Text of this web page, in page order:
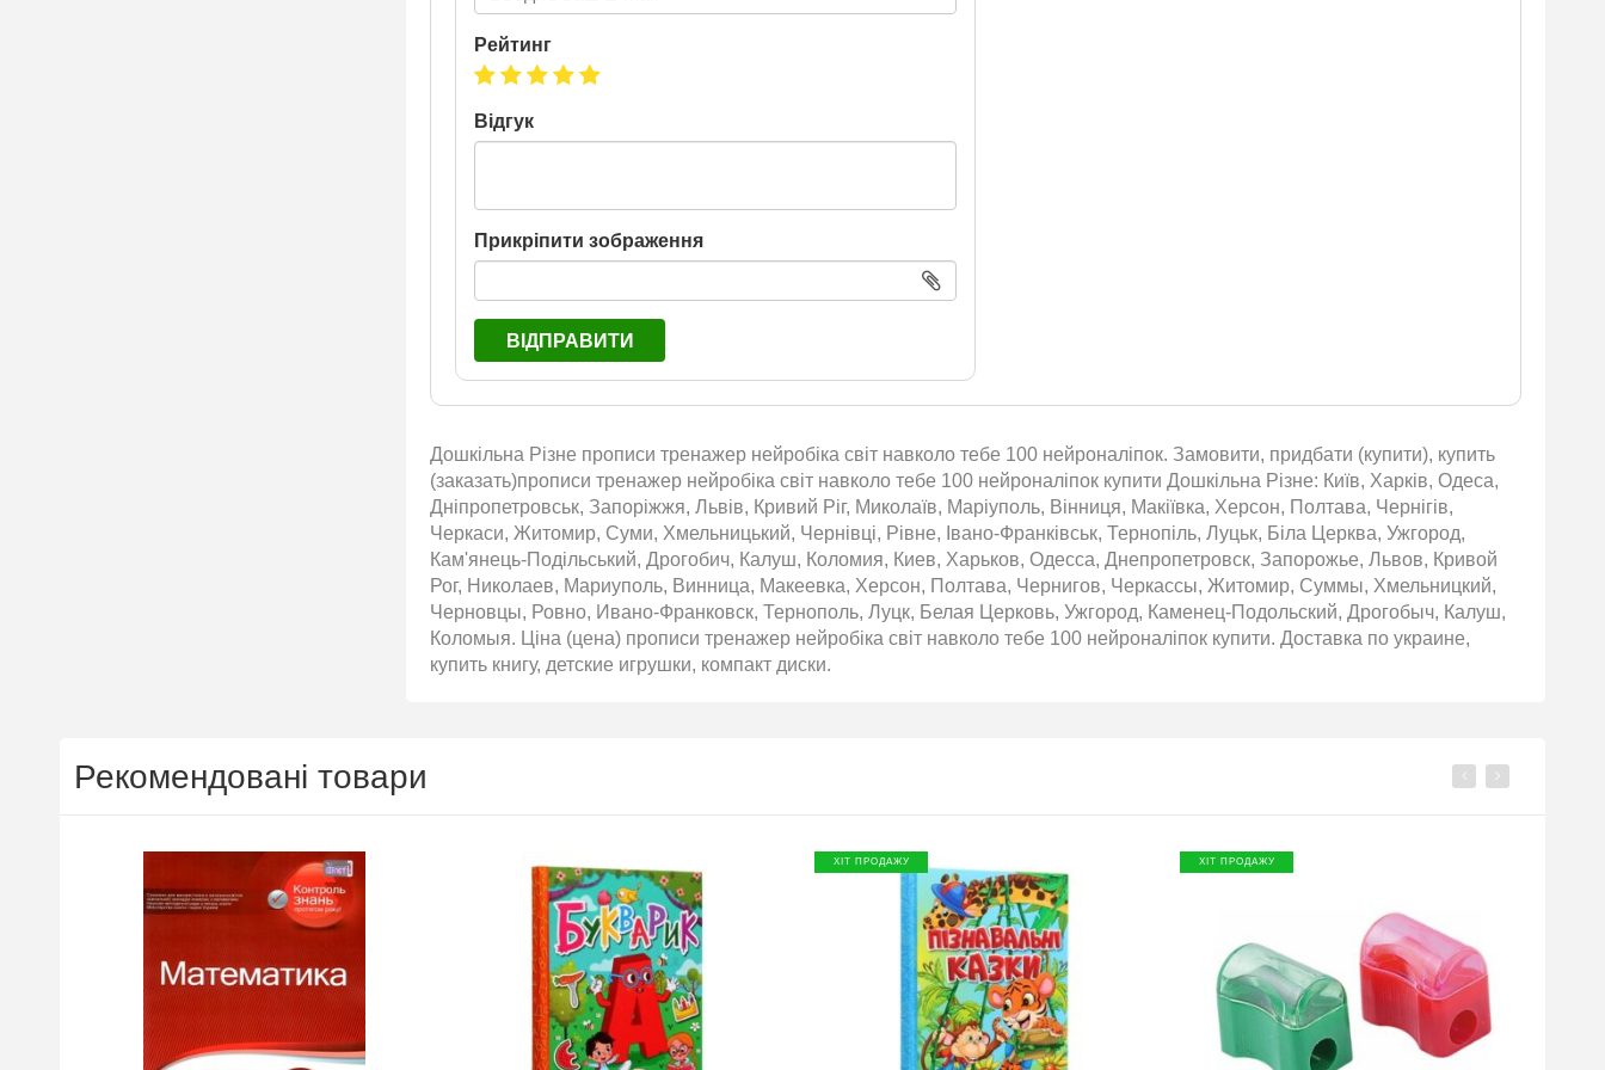
Рейтинг
Відгук
Прикріпити зображення
ВІДПРАВИТИ
Дошкільна Різне прописи тренажер нейробіка світ навколо тебе 100 нейроналіпок. Замовити, придбати (купити), купить
(заказать)прописи тренажер нейробіка світ навколо тебе 100 нейроналіпок купити Дошкільна Різне: Київ, Харків, Одеса,
Дніпропетровськ, Запоріжжя, Львів, Кривий Ріг, Миколаїв, Маріуполь, Вінниця, Макіївка, Херсон, Полтава, Чернігів,
Черкаси, Житомир, Суми, Хмельницький, Чернівці, Рівне, Івано-Франківськ, Тернопіль, Луцьк, Біла Церква, Ужгород,
Кам'янець-Подільський, Дрогобич, Калуш, Коломия, Киев, Харьков, Одесса, Днепропетровск, Запорожье, Львов, Кривой
Рог, Николаев, Мариуполь, Винница, Макеевка, Херсон, Полтава, Чернигов, Черкассы, Житомир, Суммы, Хмельницкий,
Черновцы, Ровно, Ивано-Франковск, Тернополь, Луцк, Белая Церковь, Ужгород, Каменец-Подольский, Дрогобыч, Калуш,
Коломыя. Ціна (цена) прописи тренажер нейробіка світ навколо тебе 100 нейроналіпок купити. Доставка по украине,
купить книгу, детские игрушки, компакт диски.
Рекомендовані товари
ХІТ ПРОДАЖУ ХІТ ПРОДАЖУ